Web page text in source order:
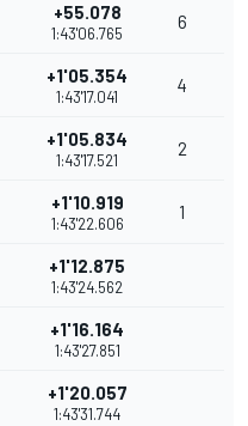
+55.078
1:43'06.765
6
+1'05.354
1:43'17.041
4
+1'05.834
1:43'17.521
2
+1'10.919
1:43'22.606
1
+1'12.875
1:43'24.562
+1'16.164
1:43'27.851
+1'20.057
1:43'31.744